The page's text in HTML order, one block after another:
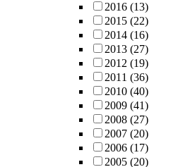
2016 (13)
2015 (22)
2014 (16)
2013 (27)
2012 (19)
2011 (36)
2010 (40)
2009 (41)
2008 (27)
2007 (20)
2006 (17)
2005 (20)